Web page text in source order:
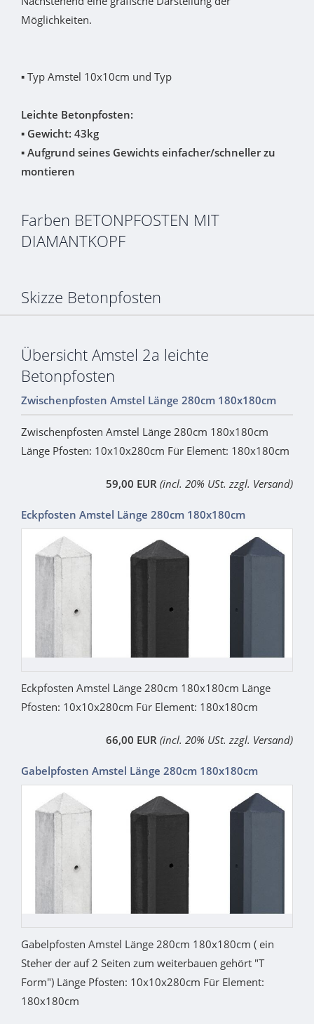
Möglichkeiten.
▪ Typ Amstel 10x10cm und Typ
Leichte Betonpfosten:
▪ Gewicht: 43kg
▪ Aufgrund seines Gewichts einfacher/schneller zu
montieren
Farben BETONPFOSTEN MIT
DIAMANTKOPF
Skizze Betonpfosten
Übersicht Amstel 2a leichte
Betonpfosten
Zwischenpfosten Amstel Länge 280cm 180x180cm
Zwischenpfosten Amstel Länge 280cm 180x180cm
Länge Pfosten: 10x10x280cm Für Element: 180x180cm
59,00 EUR (incl. 20% USt. zzgl. Versand)
Eckpfosten Amstel Länge 280cm 180x180cm
Eckpfosten Amstel Länge 280cm 180x180cm Länge
Pfosten: 10x10x280cm Für Element: 180x180cm
66,00 EUR (incl. 20% USt. zzgl. Versand)
Gabelpfosten Amstel Länge 280cm 180x180cm
Gabelpfosten Amstel Länge 280cm 180x180cm ( ein
Steher der auf 2 Seiten zum weiterbauen gehört "T
Form") Länge Pfosten: 10x10x280cm Für Element:
180x180cm